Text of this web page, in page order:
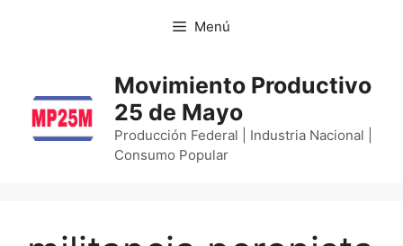
Menú
Movimiento Productivo
25 de Mayo
Producción Federal | Industria Nacional |
Consumo Popular